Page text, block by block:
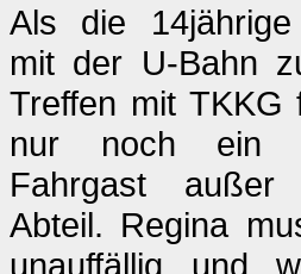
Als die
mit der U-Bahn
Treffen mit TKKG
nur noch ein
Fahrgast
Abteil. Regina
unauffällig und